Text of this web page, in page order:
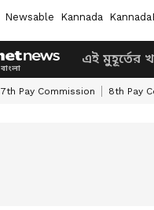
Newsable Kannada
এই মুহূর্তের
7th Pay Commission 8th Pay